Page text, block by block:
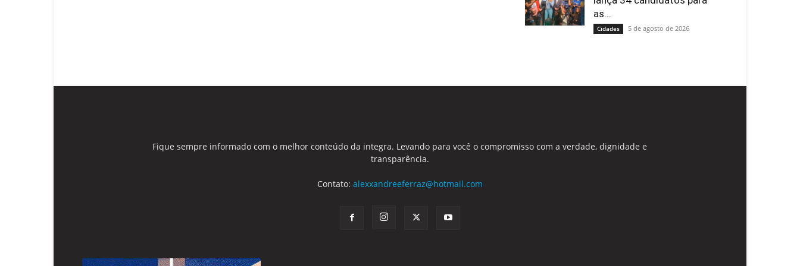
as...
Cidades 5 de agosto de 2026
Fique sempre informado com o melhor conteúdo da integra. Levando para você o compromisso com a verdade, dignidade e
transparência.
Contato: alexxandreeferraz@hotmail.com